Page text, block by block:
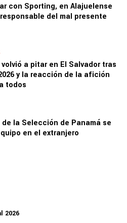
con Sporting, en Alajuelense
del mal presente
a pitar en El Salvador tras
y la reacción de la afición
todos
la Selección de Panamá se
en el extranjero
2026